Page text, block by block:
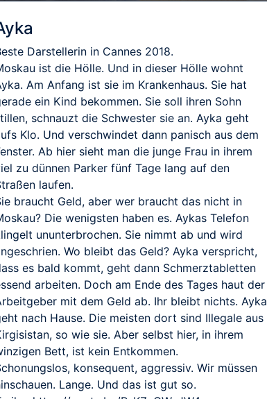
Darstellerin in Cannes 2018.
ist die Hölle. Und in dieser Hölle wohnt
Am Anfang ist sie im Krankenhaus. Sie hat
ein Kind bekommen. Sie soll ihren Sohn
schnauzt die Schwester sie an. Ayka geht
Klo. Und verschwindet dann panisch aus dem
Ab hier sieht man die junge Frau in ihrem
zu dünnen Parker fünf Tage lang auf den
laufen.
braucht Geld, aber wer braucht das nicht in
Die wenigsten haben es. Aykas Telefon
ununterbrochen. Sie nimmt ab und wird
Wo bleibt das Geld? Ayka verspricht,
es bald kommt, geht dann Schmerztabletten
arbeiten. Doch am Ende des Tages haut der
mit dem Geld ab. Ihr bleibt nichts. Ayka
nach Hause. Die meisten dort sind Illegale aus
so wie sie. Aber selbst hier, in ihrem
Bett, ist kein Entkommen.
konsequent, aggressiv. Wir müssen
Lange. Und das ist gut so.